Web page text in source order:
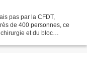
pas par la CFDT,
de 400 personnes, ce
et du bloc